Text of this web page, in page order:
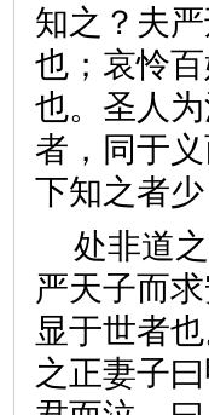
知之？夫
也；哀怜
也。圣人
者，同于
下知之者
处非道
严天子而
显于世者
之正妻子